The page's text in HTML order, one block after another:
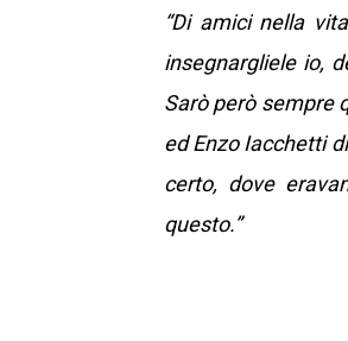
“Di amici nella
insegnargliele io,
Sarò però sempre
ed Enzo Iacchetti
certo, dove
questo.”